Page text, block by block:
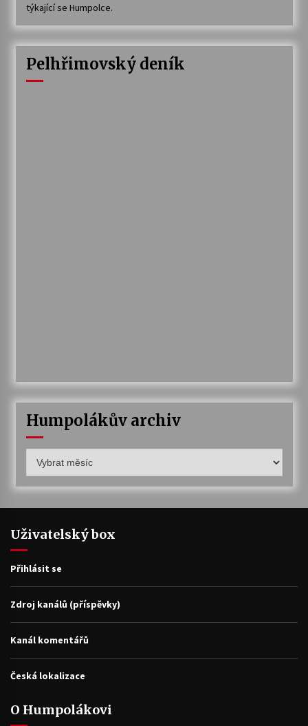
týkající se Humpolce.
Pelhřimovský deník
Humpolákův archiv
archiv
Uživatelský box
Přihlásit se
Zdroj kanálů (příspěvky)
Kanál komentářů
Česká lokalizace
O Humpolákovi